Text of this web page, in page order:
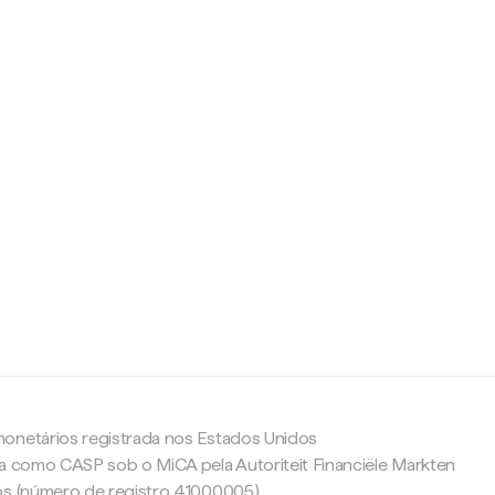
registrada nos Estados Unidos
como CASP sob o MiCA pela Autoriteit Financiële Markten